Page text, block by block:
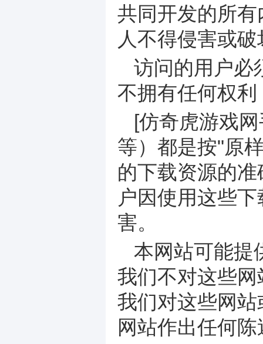
共同开发的所
人不得侵害或
访问的用户必
不拥有任何权
[仿奇虎游戏
等）都是按"原
的下载资源的
户因使用这些
害。
本网站可能提
我们不对这些
我们对这些网
网站作出任何